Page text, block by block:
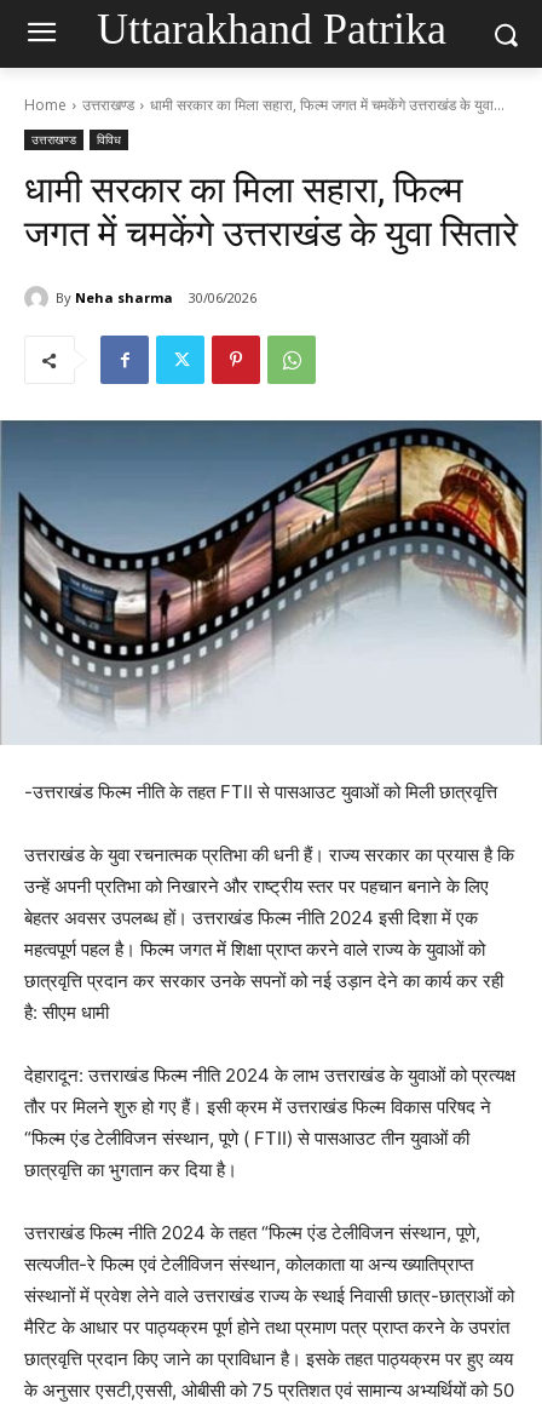
Uttarakhand Patrika
Home उत्तराखण्ड धामी सरकार का मिला सहारा, फिल्म जगत में चमकेंगे उत्तराखंड के युवा...
उत्तराखण्ड विविध
धामी सरकार का मिला सहारा, फिल्म
जगत में चमकेंगे उत्तराखंड के युवा सितारे
By Neha sharma 30/06/2026
-उत्तराखंड फिल्म नीति के तहत FTII से पासआउट युवाओं को मिली छात्रवृत्ति
उत्तराखंड के युवा रचनात्मक प्रतिभा की धनी हैं। राज्य सरकार का प्रयास है कि
उन्हें अपनी प्रतिभा को निखारने और राष्ट्रीय स्तर पर पहचान बनाने के लिए
बेहतर अवसर उपलब्ध हों। उत्तराखंड फिल्म नीति 2024 इसी दिशा में एक
महत्वपूर्ण पहल है। फिल्म जगत में शिक्षा प्राप्त करने वाले राज्य के युवाओं को
छात्रवृत्ति प्रदान कर सरकार उनके सपनों को नई उड़ान देने का कार्य कर रही
है: सीएम धामी
देहारादून: उत्तराखंड फिल्म नीति 2024 के लाभ उत्तराखंड के युवाओं को प्रत्यक्ष
तौर पर मिलने शुरु हो गए हैं। इसी क्रम में उत्तराखंड फिल्म विकास परिषद ने
“फिल्म एंड टेलीविजन संस्थान, पूणे ( FTII) से पासआउट तीन युवाओं की
छात्रवृत्ति का भुगतान कर दिया है।
उत्तराखंड फिल्म नीति 2024 के तहत “फिल्म एंड टेलीविजन संस्थान, पूणे,
सत्यजीत-रे फिल्म एवं टेलीविजन संस्थान, कोलकाता या अन्य ख्यातिप्राप्त
संस्थानों में प्रवेश लेने वाले उत्तराखंड राज्य के स्थाई निवासी छात्र-छात्राओं को
मैरिट के आधार पर पाठ्यक्रम पूर्ण होने तथा प्रमाण पत्र प्राप्त करने के उपरांत
छात्रवृत्ति प्रदान किए जाने का प्राविधान है। इसके तहत पाठ्यक्रम पर हुए व्यय
के अनुसार एसटी,एससी, ओबीसी को 75 प्रतिशत एवं सामान्य अभ्यर्थियों को 50